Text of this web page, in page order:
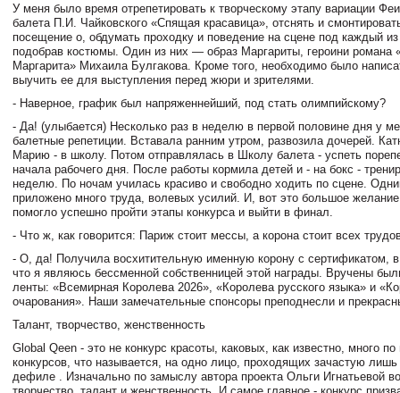
У меня было время отрепетировать к творческому этапу вариации
балета П.И. Чайковского «Спящая красавица», отснять и
посещение о, обдумать проходку и поведение на сцене под каждый
подобрав костюмы. Один из них — образ Маргариты, героини романа
Маргарита» Михаила Булгакова. Кроме того, необходимо было
выучить ее для выступления перед жюри и зрителями.
- Наверное, график был напряженнейший, под стать олимпийскому?
- Да! (улыбается) Несколько раз в неделю в первой половине дня у
балетные репетиции. Вставала ранним утром, развозила дочерей.
Марию - в школу. Потом отправлялась в Школу балета - успеть
начала рабочего дня. После работы кормила детей и - на бокс -
неделю. По ночам училась красиво и свободно ходить по сцене.
приложено много труда, волевых усилий. И, вот это большое
помогло успешно пройти этапы конкурса и выйти в финал.
- Что ж, как говорится: Париж стоит мессы, а корона стоит всех
- О, да! Получила восхитительную именную корону с сертификатом, в
что я являюсь бессменной собственницей этой награды. Вручены
ленты: «Всемирная Королева 2026», «Королева русского языка» и
очарования». Наши замечательные спонсоры преподнесли и
Талант, творчество, женственность
Global Qeen - это не конкурс красоты, каковых, как известно, много
конкурсов, что называется, на одно лицо, проходящих зачастую
дефиле . Изначально по замыслу автора проекта Ольги Игнатьевой